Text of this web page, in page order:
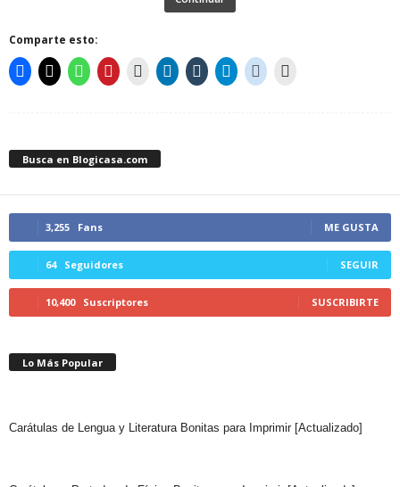
Comparte esto:
Busca en Blogicasa.com
3,255 Fans ME GUSTA
64 Seguidores SEGUIR
10,400 Suscriptores SUSCRIBIRTE
Lo Más Popular
Carátulas de Lengua y Literatura Bonitas para Imprimir [Actualizado]